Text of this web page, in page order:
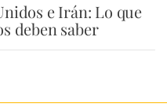
e Irán: Lo que
deben saber